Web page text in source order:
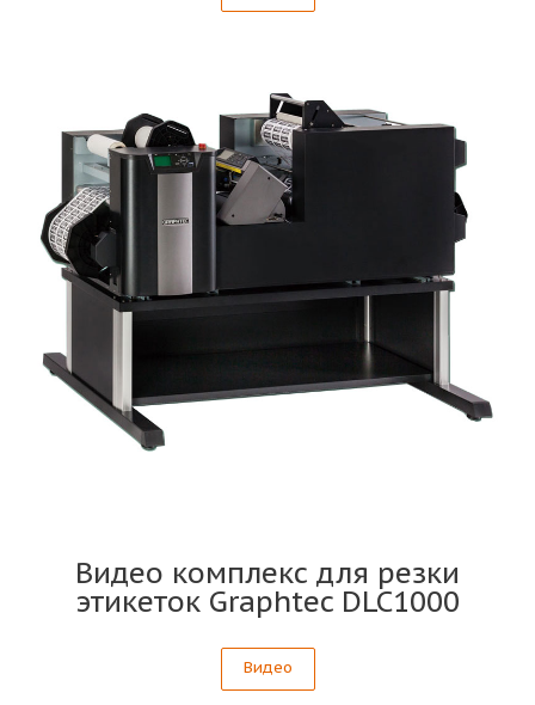
Видео комплекс для резки
этикеток Graphtec DLC1000
Видео